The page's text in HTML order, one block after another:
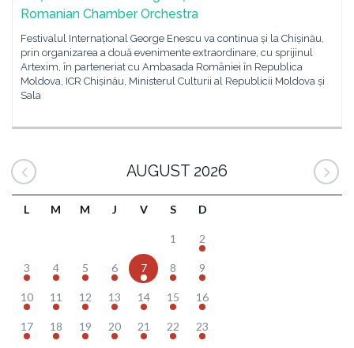
Romanian Chamber Orchestra
Festivalul Internațional George Enescu va continua și la Chișinău,
prin organizarea a două evenimente extraordinare, cu sprijinul
Artexim, în parteneriat cu Ambasada României în Republica
Moldova, ICR Chișinău, Ministerul Culturii al Republicii Moldova și
Sala
AUGUST 2026
L M M J V S D
1 2
3 4 5 6 7 8 9
10 11 12 13 14 15 16
17 18 19 20 21 22 23